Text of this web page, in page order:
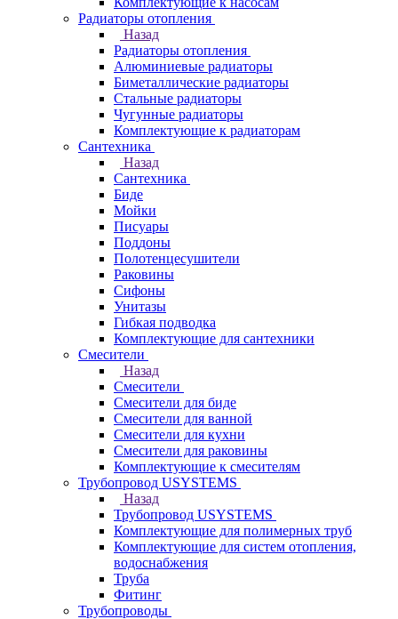
Радиаторы отопления
Назад
Радиаторы отопления
Алюминиевые радиаторы
Биметаллические радиаторы
Стальные радиаторы
Чугунные радиаторы
Комплектующие к радиаторам
Сантехника
Назад
Сантехника
Биде
Мойки
Писуары
Поддоны
Полотенцесушители
Раковины
Сифоны
Унитазы
Гибкая подводка
Комплектующие для сантехники
Смесители
Назад
Смесители
Смесители для биде
Смесители для ванной
Смесители для кухни
Смесители для раковины
Комплектующие к смесителям
Трубопровод USYSTEMS
Назад
Трубопровод USYSTEMS
Комплектующие для полимерных труб
Комплектующие для систем отопления,
водоснабжения
Труба
Фитинг
Трубопроводы